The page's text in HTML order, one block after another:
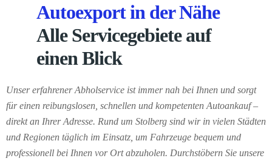
Autoexport in der Nähe
Alle Servicegebiete auf
einen Blick
Unser erfahrener Abholservice ist immer nah bei Ihnen und sorgt
für einen reibungslosen, schnellen und kompetenten Autoankauf –
direkt an Ihrer Adresse. Rund um Stolberg sind wir in vielen Städten
und Regionen täglich im Einsatz, um Fahrzeuge bequem und
professionell bei Ihnen vor Ort abzuholen. Durchstöbern Sie unsere